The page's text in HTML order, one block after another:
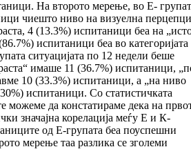
На второто мерење, во Е-
чие­што ниво на визуелна
4 (13.3%) испитаници беа на
ис­питаници беа во категоријата
ситуацијата по 12 недели бе­ше
имаше 11 (36.7%) испитаници,
10 (33.3%) испитаници, а „на ниво
ис­пи­та­ни­ци. Со статистичката
можеме да констатираме дека на
значајна ко­ре­ла­ци­ја меѓу Е и К-
од Е-групата беа поуспешни
мерење таа раз­ли­ка се зголеми